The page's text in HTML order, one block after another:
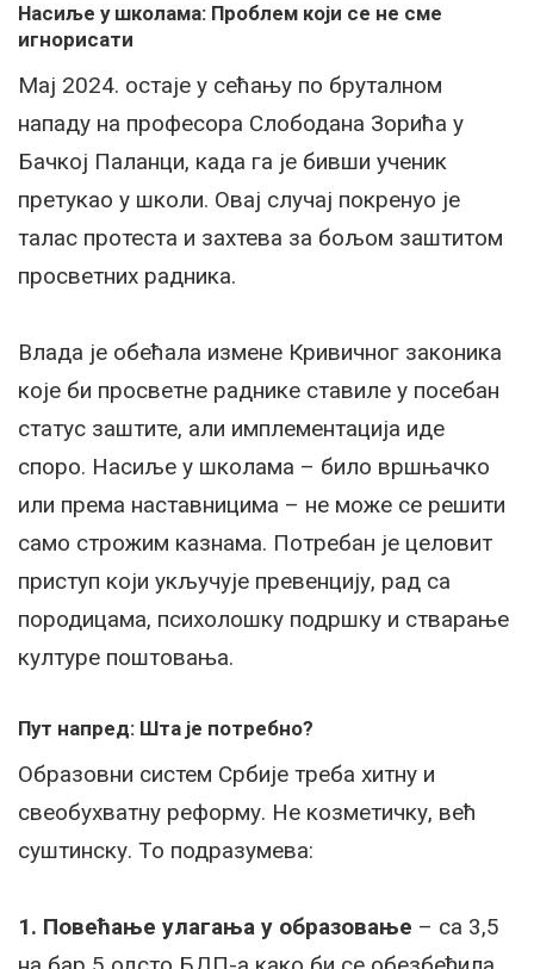
Насиље у школама: Проблем који се не сме
игнорисати
Мај 2024. остаје у сећању по бруталном
нападу на професора Слободана Зорића у
Бачкој Паланци, када га је бивши ученик
претукао у школи. Овај случај покренуо је
талас протеста и захтева за бољом заштитом
просветних радника.
Влада је обећала измене Кривичног законика
које би просветне раднике ставиле у посебан
статус заштите, али имплементација иде
споро. Насиље у школама – било вршњачко
или према наставницима – не може се решити
само строжим казнама. Потребан је целовит
приступ који укључује превенцију, рад са
породицама, психолошку подршку и стварање
културе поштовања.
Пут напред: Шта је потребно?
Образовни систем Србије треба хитну и
свеобухватну реформу. Не козметичку, већ
суштинску. То подразумева:
1. Повећање улагања у образовање – са 3,5